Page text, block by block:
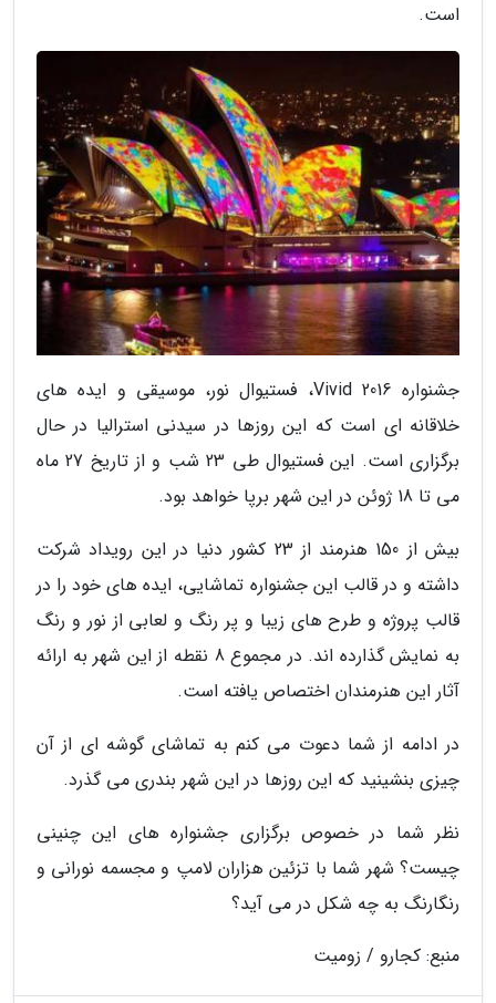
است.
جشنواره Vivid 2016، فستیوال نور، موسیقی و ایده های
خلاقانه ای است که این روزها در سیدنی استرالیا در حال
برگزاری است. این فستیوال طی 23 شب و از تاریخ 27 ماه
می تا 18 ژوئن در این شهر برپا خواهد بود.
بیش از 150 هنرمند از 23 کشور دنیا در این رویداد شرکت
داشته و در قالب این جشنواره تماشایی، ایده های خود را در
قالب پروژه و طرح های زیبا و پر رنگ و لعابی از نور و رنگ
به نمایش گذارده اند. در مجموع 8 نقطه از این شهر به ارائه
آثار این هنرمندان اختصاص یافته است.
در ادامه از شما دعوت می کنم به تماشای گوشه ای از آن
چیزی بنشینید که این روزها در این شهر بندری می گذرد.
نظر شما در خصوص برگزاری جشنواره های این چنینی
چیست؟ شهر شما با تزئین هزاران لامپ و مجسمه نورانی و
رنگارنگ به چه شکل در می آید؟
منبع: کجارو / زومیت